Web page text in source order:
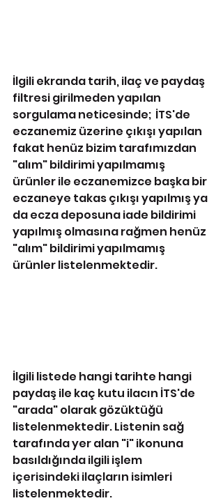
İlgili ekranda tarih, ilaç ve paydaş
filtresi girilmeden yapılan
sorgulama neticesinde;  İTS'de
eczanemiz üzerine çıkışı yapılan
fakat henüz bizim tarafımızdan
"alım" bildirimi yapılmamış
ürünler ile eczanemizce başka bir
eczaneye takas çıkışı yapılmış ya
da ecza deposuna iade bildirimi
yapılmış olmasına rağmen henüz
"alım" bildirimi yapılmamış
ürünler listelenmektedir.
İlgili listede hangi tarihte hangi
paydaş ile kaç kutu ilacın İTS'de
"arada" olarak gözüktüğü
listelenmektedir. Listenin sağ
tarafında yer alan "i" ikonuna
basıldığında ilgili işlem
içerisindeki ilaçların isimleri
listelenmektedir.